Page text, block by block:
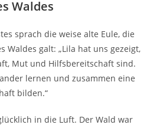
Waldes
sprach die weise alte Eule, die
Waldes galt: „Lila hat uns gezeigt,
Mut und Hilfsbereitschaft sind.
lernen und zusammen eine
bilden.“
in die Luft. Der Wald war